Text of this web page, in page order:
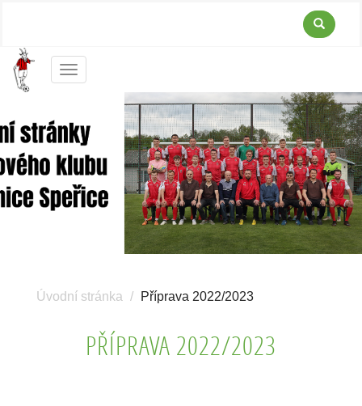
Menu
Úvodní stránka Příprava 2022/2023
PŘÍPRAVA 2022/2023